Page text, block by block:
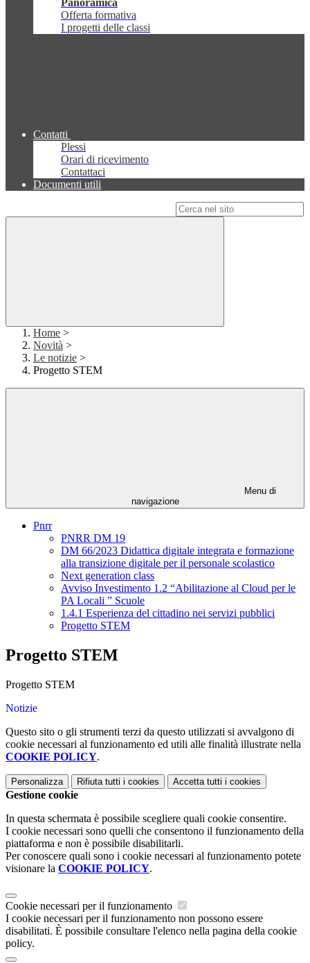
Panoramica
Offerta formativa
I progetti delle classi
Contatti
Plessi
Orari di ricevimento
Contattaci
Documenti utili
Home >
Novità >
Le notizie >
Progetto STEM
Menu di
navigazione
Pnrr
PNRR DM 19
DM 66/2023 Didattica digitale integrata e formazione
alla transizione digitale per il personale scolastico
Next generation class
Avviso Investimento 1.2 “Abilitazione al Cloud per le
PA Locali ” Scuole
1.4.1 Esperienza del cittadino nei servizi pubblici
Progetto STEM
Progetto STEM
Progetto STEM
Notizie
Questo sito o gli strumenti terzi da questo utilizzati si avvalgono di
cookie necessari al funzionamento ed utili alle finalità illustrate nella
COOKIE POLICY.
Personalizza Rifiuta tutti i cookies Accetta tutti i cookies
Gestione cookie
In questa schermata è possibile scegliere quali cookie consentire.
I cookie necessari sono quelli che consentono il funzionamento della
piattaforma e non è possibile disabilitarli.
Per conoscere quali sono i cookie necessari al funzionamento potete
visionare la COOKIE POLICY.
Cookie necessari per il funzionamento
I cookie necessari per il funzionamento non possono essere
disabilitati. È possibile consultare l'elenco nella pagina della cookie
policy.